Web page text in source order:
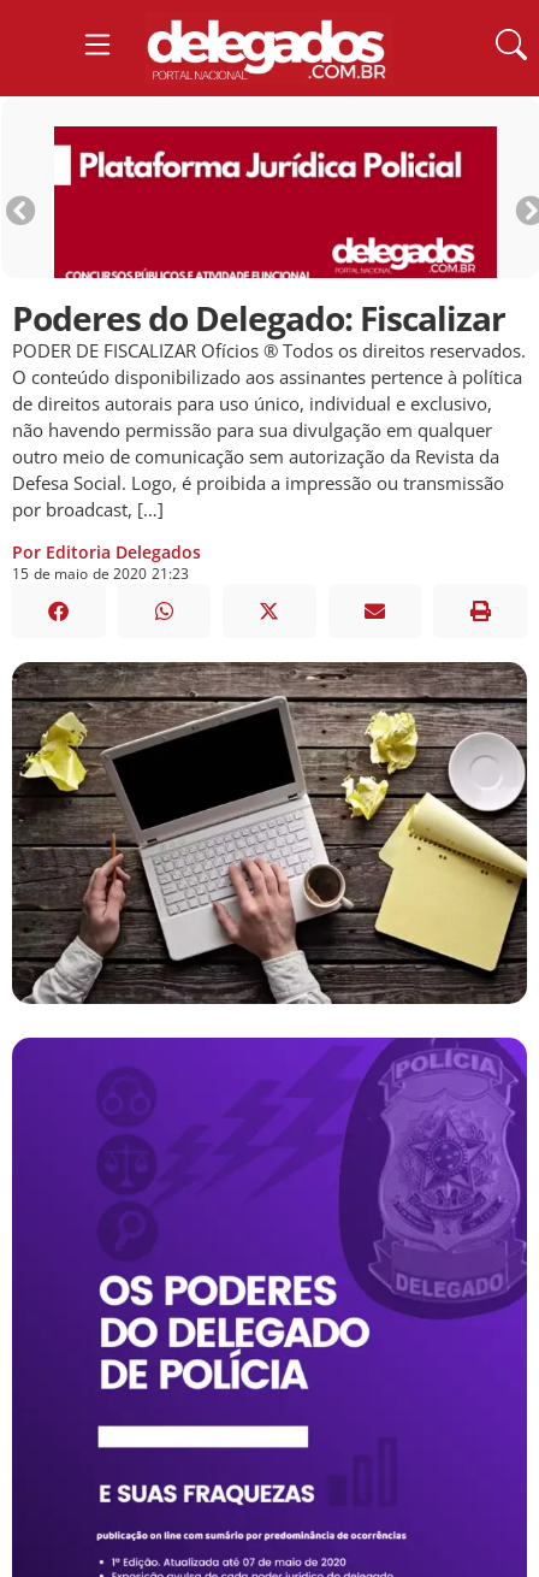
Poderes do Delegado: Fiscalizar
PODER DE FISCALIZAR Ofícios ® Todos os direitos reservados.
O conteúdo disponibilizado aos assinantes pertence à política
de direitos autorais para uso único, individual e exclusivo,
não havendo permissão para sua divulgação em qualquer
outro meio de comunicação sem autorização da Revista da
Defesa Social. Logo, é proibida a impressão ou transmissão
por broadcast, […]
Por Editoria Delegados
15 de maio de 2020 21:23